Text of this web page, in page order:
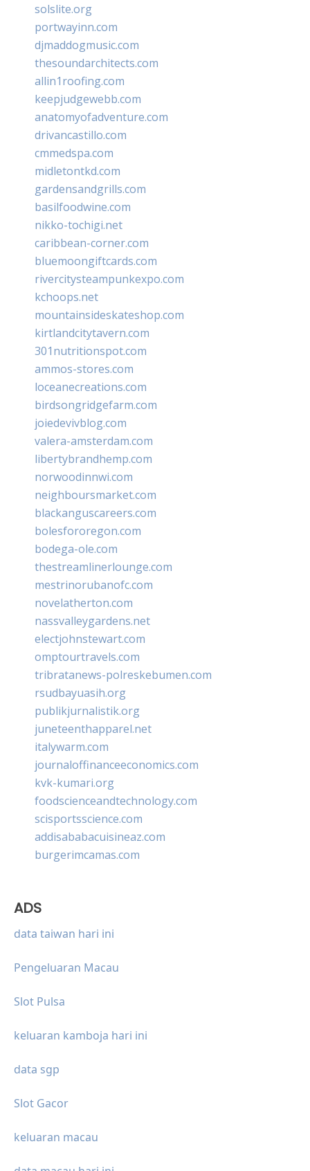
solslite.org
portwayinn.com
djmaddogmusic.com
thesoundarchitects.com
allin1roofing.com
keepjudgewebb.com
anatomyofadventure.com
drivancastillo.com
cmmedspa.com
midletontkd.com
gardensandgrills.com
basilfoodwine.com
nikko-tochigi.net
caribbean-corner.com
bluemoongiftcards.com
rivercitysteampunkexpo.com
kchoops.net
mountainsideskateshop.com
kirtlandcitytavern.com
301nutritionspot.com
ammos-stores.com
loceanecreations.com
birdsongridgefarm.com
joiedevivblog.com
valera-amsterdam.com
libertybrandhemp.com
norwoodinnwi.com
neighboursmarket.com
blackanguscareers.com
bolesfororegon.com
bodega-ole.com
thestreamlinerlounge.com
mestrinorubanofc.com
novelatherton.com
nassvalleygardens.net
electjohnstewart.com
omptourtravels.com
tribratanews-polreskebumen.com
rsudbayuasih.org
publikjurnalistik.org
juneteenthapparel.net
italywarm.com
journaloffinanceeconomics.com
kvk-kumari.org
foodscienceandtechnology.com
scisportsscience.com
addisababacuisineaz.com
burgerimcamas.com
ADS
data taiwan hari ini
Pengeluaran Macau
Slot Pulsa
keluaran kamboja hari ini
data sgp
Slot Gacor
keluaran macau